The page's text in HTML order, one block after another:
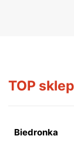
TOP
Biedronka